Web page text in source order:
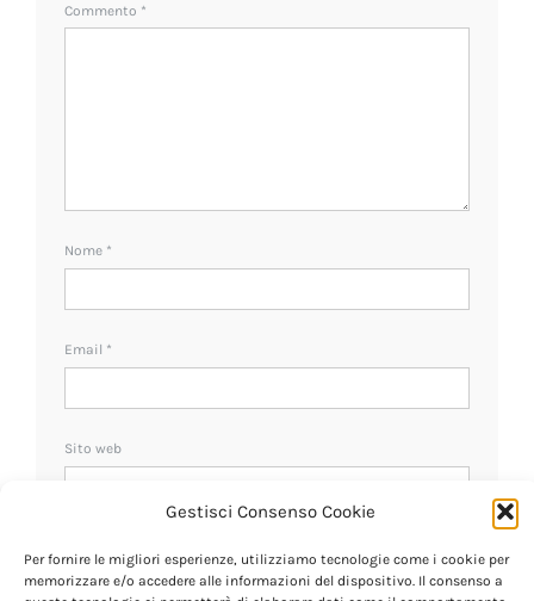
Gestisci Consenso Cookie
Per fornire le migliori esperienze, utilizziamo tecnologie come i cookie per
memorizzare e/o accedere alle informazioni del dispositivo. Il consenso a
Commento *
Nome *
Email *
Sito web